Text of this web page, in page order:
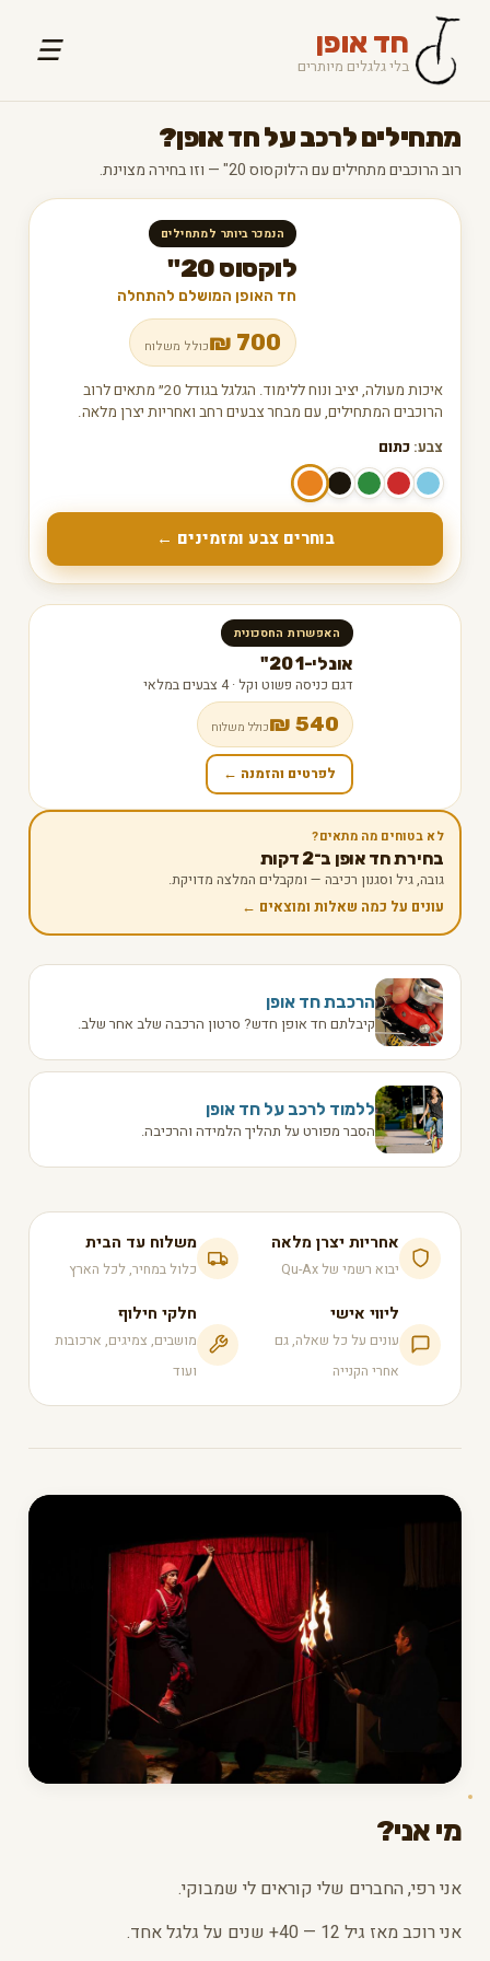
חד אופן
בלי גלגלים מיותרים ☰
מתחילים לרכב על חד אופן?
רוב הרוכבים מתחילים עם ה־לוקסוס 20" — וזו בחירה מצוינת.
הנמכר ביותר למתחילים
לוקסוס 20"
חד האופן המושלם להתחלה
700
₪כולל משלוח
איכות מעולה, יציב ונוח ללימוד. הגלגל בגודל 20״ מתאים לרוב
הרוכבים המתחילים, עם מבחר צבעים רחב ואחריות יצרן מלאה.
צבע: כתום
בוחרים צבע ומזמינים ←
האפשרות החסכונית
אונלי-1 20"
דגם כניסה פשוט וקל · 4 צבעים במלאי
540 ₪ כולל משלוח
לפרטים והזמנה ←
לא בטוחים מה מתאים?
בחירת חד אופן ב־2 דקות
גובה, גיל וסגנון רכיבה — ומקבלים המלצה מדויקת.
עונים על כמה שאלות ומוצאים ←
הרכבת חד אופן
קיבלתם חד אופן חדש? סרטון הרכבה שלב אחר שלב.
ללמוד לרכב על חד אופן
הסבר מפורט על תהליך הלמידה והרכיבה.
אחריות יצרן מלאה
יבוא רשמי של Qu-Ax
משלוח עד הבית
כלול במחיר, לכל הארץ
ליווי אישי
עונים על כל שאלה, גם
אחרי הקנייה
חלקי חילוף
מושבים, צמיגים, ארכובות
ועוד
מי אני?
אני רפי, החברים שלי קוראים לי שמבוקי.
אני רוכב מאז גיל 12 — 40+ שנים על גלגל אחד.